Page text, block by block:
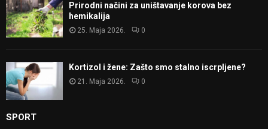
Prirodni načini za uništavanje korova bez
hemikalija
25. Maja 2026. 0
Kortizol i žene: Zašto smo stalno iscrpljene?
21. Maja 2026. 0
SPORT